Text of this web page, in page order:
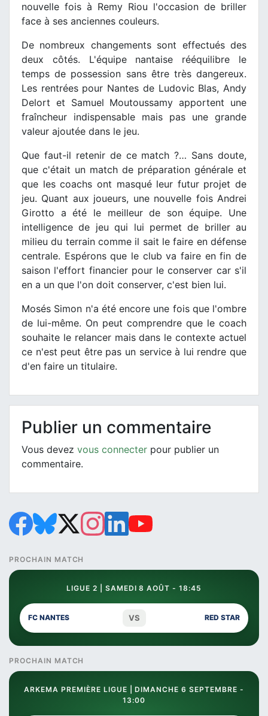
nouvelle fois à Remy Riou l'occasion de briller
face à ses anciennes couleurs.
De nombreux changements sont effectués des
deux côtés. L'équipe nantaise rééquilibre le
temps de possession sans être très dangereux.
Les rentrées pour Nantes de Ludovic Blas, Andy
Delort et Samuel Moutoussamy apportent une
fraîncheur indispensable mais pas une grande
valeur ajoutée dans le jeu.
Que faut-il retenir de ce match ?… Sans doute,
que c'était un match de préparation générale et
que les coachs ont masqué leur futur projet de
jeu. Quant aux joueurs, une nouvelle fois Andrei
Girotto a été le meilleur de son équipe. Une
intelligence de jeu qui lui permet de briller au
milieu du terrain comme il sait le faire en défense
centrale. Espérons que le club va faire en fin de
saison l'effort financier pour le conserver car s'il
en a un que l'on doit conserver, c'est bien lui.
Mosés Simon n'a été encore une fois que l'ombre
de lui-même. On peut comprendre que le coach
souhaite le relancer mais dans le contexte actuel
ce n'est peut être pas un service à lui rendre que
d'en faire un titulaire.
Publier un commentaire
Vous devez vous connecter pour publier un
commentaire.
PROCHAIN MATCH
LIGUE 2 | SAMEDI 8 AOÛT - 18:45
FC NANTES VS RED STAR
PROCHAIN MATCH
ARKEMA PREMIÈRE LIGUE | DIMANCHE 6 SEPTEMBRE -
13:00